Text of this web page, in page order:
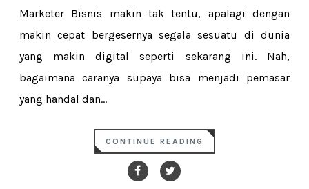
Marketer Bisnis makin tak tentu, apalagi dengan
makin cepat bergesernya segala sesuatu di dunia
yang makin digital seperti sekarang ini. Nah,
bagaimana caranya supaya bisa menjadi pemasar
yang handal dan...
CONTINUE READING